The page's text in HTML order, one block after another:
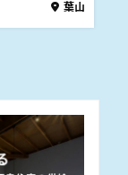
葉山